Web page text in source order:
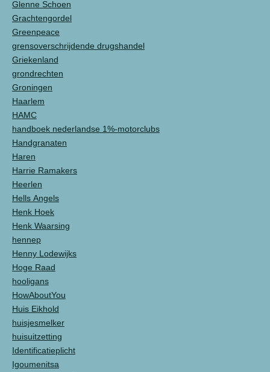
Glenne Schoen
Grachtengordel
Greenpeace
grensoverschrijdende drugshandel
Griekenland
grondrechten
Groningen
Haarlem
HAMC
handboek nederlandse 1%-motorclubs
Handgranaten
Haren
Harrie Ramakers
Heerlen
Hells Angels
Henk Hoek
Henk Waarsing
hennep
Henny Lodewijks
Hoge Raad
hooligans
HowAboutYou
Huis Eikhold
huisjesmelker
huisuitzetting
Identificatieplicht
Igoumenitsa